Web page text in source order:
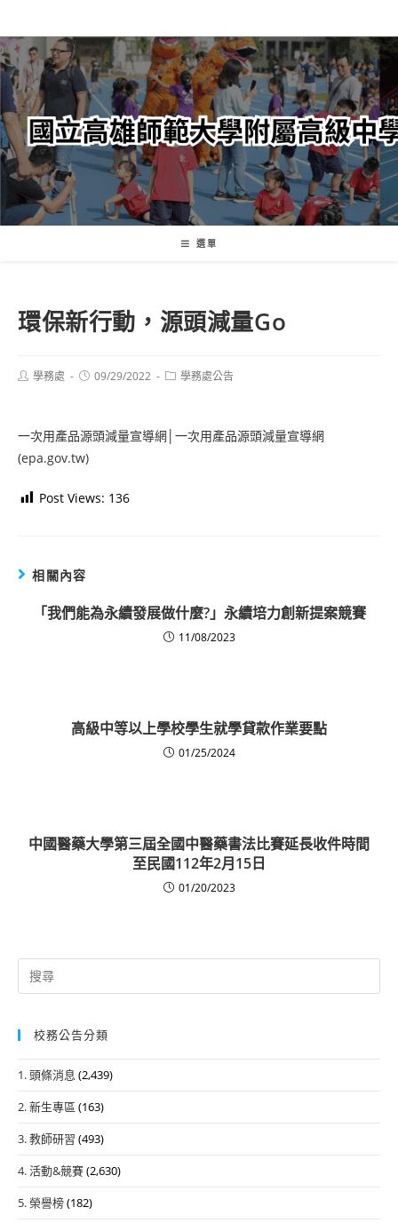
轉
至
主
內
容
選單
環保新行動，源頭減量Go
Post學務處
Post09/29/2022
Post學務處公告
一次用產品源頭減量宣導網│一次用產品源頭減量宣導網
(epa.gov.tw)
Post Views: 136
相關內容
「我們能為永續發展做什麼?」永續培力創新提案競賽
11/08/2023
高級中等以上學校學生就學貸款作業要點
01/25/2024
中國醫藥大學第三屆全國中醫藥書法比賽延長收件時間
至民國112年2月15日
01/20/2023
Search
for:
校務公告分類
1. 頭條消息 (2,439)
2. 新生專區 (163)
3. 教師研習 (493)
4. 活動&競賽(2,630)
5. 榮譽榜(182)